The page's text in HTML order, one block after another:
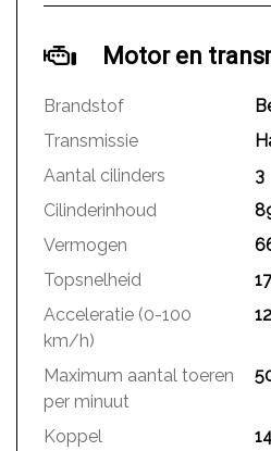
Motor en
Brandstof
Transmissie
Aantal cilinders
3
Cilinderinhoud
Vermogen
Topsnelheid
Acceleratie (0-100
km/h)
Maximum aantal toeren
per minuut
Koppel